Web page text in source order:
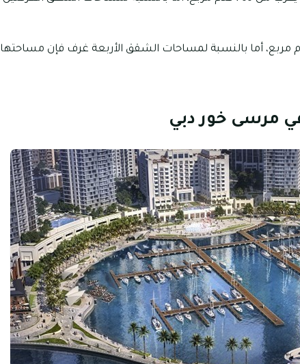
مساحات الشقق الثلاث غرف حوالى 1987 قدم مربع، أما بالنسبة لمساحات الشقق الأربعة غرف فإن مساحتها
مرسى خور دبي